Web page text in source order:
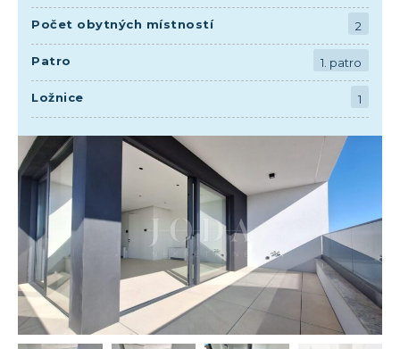
Počet obytných místností 2
Patro 1. patro
Ložnice 1